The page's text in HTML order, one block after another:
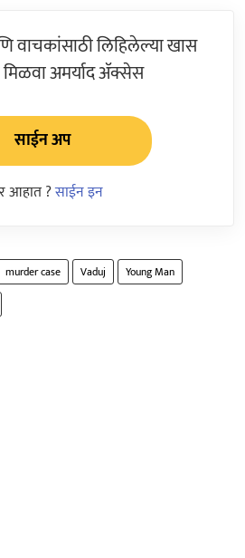
वाचकांसाठी लिहिलेल्या खास
अमर्याद ॲक्सेस
साईन अप
आहात ?साईन इन
murder case Vaduj
Young Man